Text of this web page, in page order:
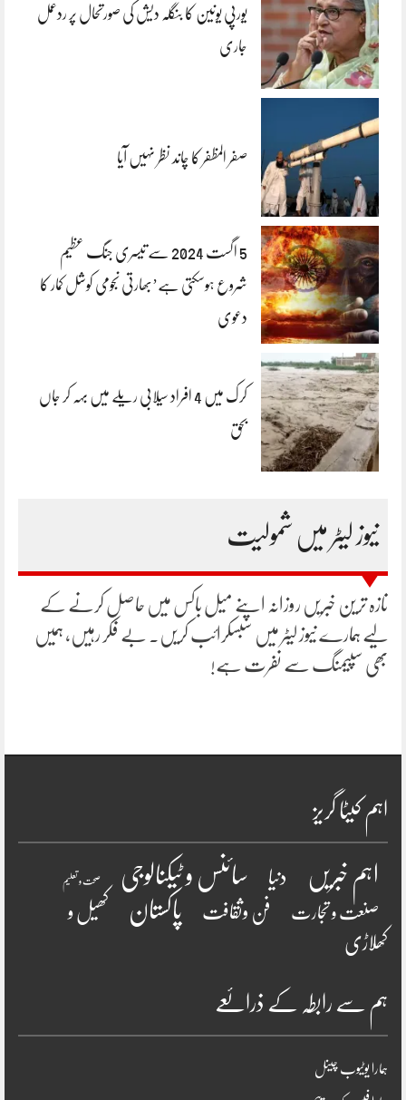
یورپی یونین کا بنگلہ دیش کی صورتحال پر ردعمل
جاری
صفر المظفر کا چاند نظر نہیں آیا
5 اگست 2024 سے تیسری جنگ عظیم
شروع ہوسکتی ہے’بھارتی نجومی کوشل کمار کا
دعوی
کرک میں 4 افراد سیلابی ریلے میں بہہ کر جاں
بحق
نیوز لیٹر میں شمولیت
تازہ ترین خبریں روزانہ اپنے میل باکس میں حاصل کرنے کے
لیے ہمارے نیوز لیٹر میں سبسکرائب کریں۔ بے فکر رہیں، ہمیں
بھی سپیمنگ سے نفرت ہے!
اہم کیٹا گریز
اہم خبریں دنیا سائنس و ٹیکنالوجی صحت و تعلیم
صنعت و تجارت فن وثقافت پاکستان
کھیل و
کھلاڑی
ہم سے رابطہ کے ذرائعے
ہمارا یوٹیوب چینل